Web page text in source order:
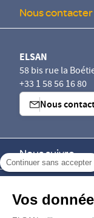
Continuer sans accepter
Vos
Nous contacter
ELSAN
58 bis rue la
+33 1 58 56 16 80
Nous
Nous suivre